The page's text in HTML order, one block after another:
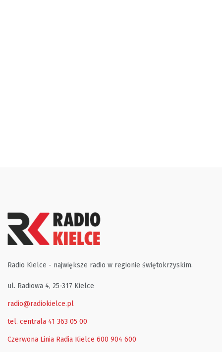
Radio Kielce - największe radio w regionie świętokrzyskim.
ul. Radiowa 4, 25-317 Kielce
radio@radiokielce.pl
tel. centrala 41 363 05 00
Czerwona Linia Radia Kielce 600 904 600